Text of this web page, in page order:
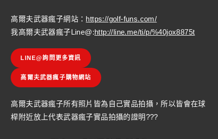
高爾夫武器瘋子網站： https://golf-funs.com/
我高爾夫武器瘋子Line@:http://line.me/ti/p/%40jox8875t
LINE@詢問更多資訊
高爾夫武器瘋子購物網站
高爾夫武器瘋子所有照片皆為自己實品拍攝，所以皆會在球
桿附近放上代表武器瘋子實品拍攝的證明???